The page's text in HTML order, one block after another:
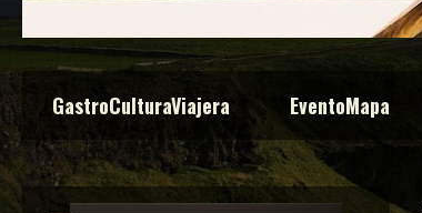
GastroCulturaViajera EventoMapa